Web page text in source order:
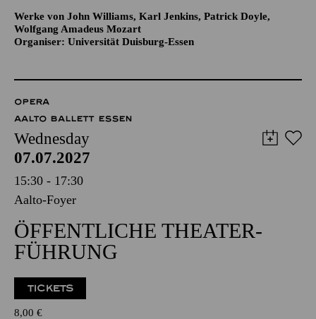
Werke von John Williams, Karl Jenkins, Patrick Doyle,
Wolfgang Amadeus Mozart
Organiser: Universität Duisburg-Essen
OPERA
AALTO BALLETT ESSEN
Wednesday
07.07.2027
15:30 - 17:30
Aalto-Foyer
ÖFFENTLICHE THEATER­
FÜHRUNG
TICKETS
8,00 €